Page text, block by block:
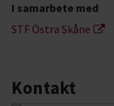
I samarbete med
STF Östra Skåne
Kontakt